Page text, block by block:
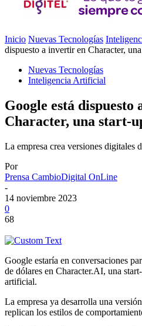
Inicio Nuevas Tecnologías
dispuesto a invertir en Character,
Nuevas Tecnologías
Inteligencia Artificial
Google está
Character, una start-
La empresa crea versiones digitales
Por
Prensa CambioDigital OnLine
-
14 noviembre 2023
0
68
Google estaría en conversaciones
de dólares en Character.AI, una
artificial.
La empresa ya desarrolla una
replican los estilos de